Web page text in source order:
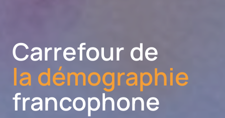
Carrefour de
la démographie
francophone